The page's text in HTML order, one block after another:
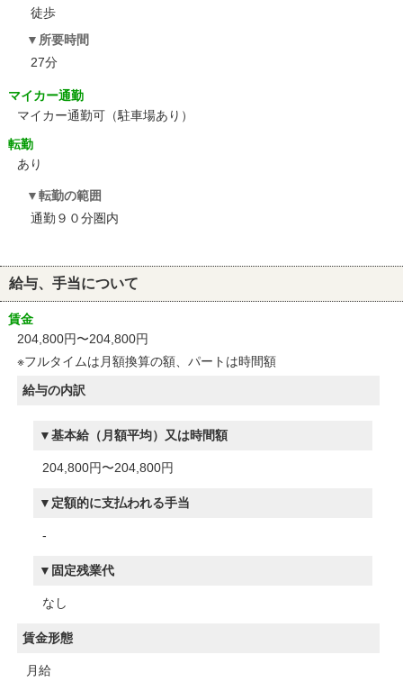
徒歩
所要時間
27分
マイカー通勤
マイカー通勤可（駐車場あり）
転勤
あり
転勤の範囲
通勤９０分圏内
給与、手当について
賃金
204,800円〜204,800円
※フルタイムは月額換算の額、パートは時間額
給与の内訳
基本給（月額平均）又は時間額
204,800円〜204,800円
定額的に支払われる手当
-
固定残業代
なし
賃金形態
月給